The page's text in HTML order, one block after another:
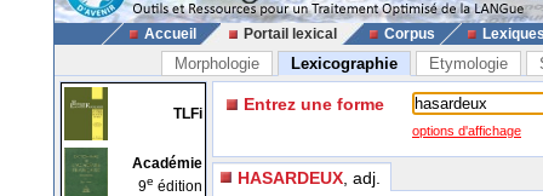
Accueil Portail lexical Corpus
Morphologie Lexicographie Etymologie
TLFi
Académie
9e édition
Entrez une forme
options d'affichage
HASARDEUX , adj.